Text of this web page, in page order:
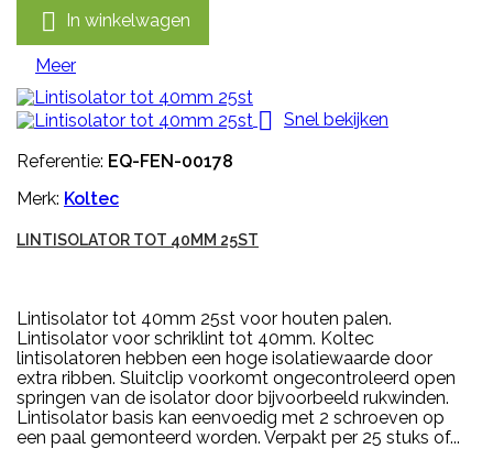
 In winkelwagen
Meer
 Snel bekijken
Referentie: EQ-FEN-00178
Merk: Koltec
LINTISOLATOR TOT 40MM 25ST
Lintisolator tot 40mm 25st voor houten palen.
Lintisolator voor schriklint tot 40mm. Koltec
lintisolatoren hebben een hoge isolatiewaarde door
extra ribben. Sluitclip voorkomt ongecontroleerd open
springen van de isolator door bijvoorbeeld rukwinden.
Lintisolator basis kan eenvoedig met 2 schroeven op
een paal gemonteerd worden. Verpakt per 25 stuks of...